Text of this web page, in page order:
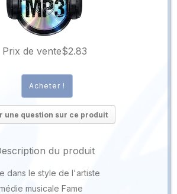
Prix ​​de vente$2.83
une question sur ce produit
du produit
dans le style de l'artiste
musicale Fame